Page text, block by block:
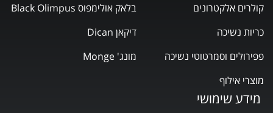
מידע שימושי
בלאק אולימפוס Black Olimpus
דיקאן Dican
מונג' Monge
קולרים אלקטרונים
כריות נשיכה
פפירולים וסמרטוטי נשיכה
מוצרי אילוף